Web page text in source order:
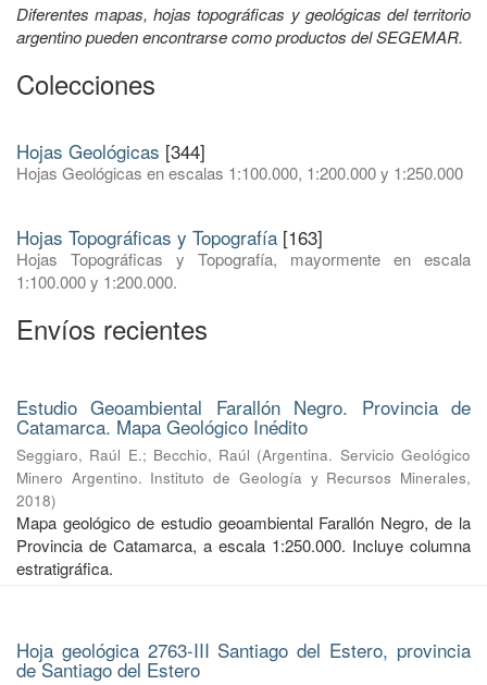
Diferentes mapas, hojas topográficas y geológicas del territorio
argentino pueden encontrarse como productos del SEGEMAR.
Colecciones
Hojas Geológicas [344]
Hojas Geológicas en escalas 1:100.000, 1:200.000 y 1:250.000
Hojas Topográficas y Topografía [163]
Hojas Topográficas y Topografía, mayormente en escala
1:100.000 y 1:200.000.
Envíos recientes
Estudio Geoambiental Farallón Negro. Provincia de
Catamarca. Mapa Geológico Inédito
Seggiaro, Raúl E.; Becchio, Raúl (Argentina. Servicio Geológico
Minero Argentino. Instituto de Geología y Recursos Minerales,
2018)
Mapa geológico de estudio geoambiental Farallón Negro, de la
Provincia de Catamarca, a escala 1:250.000. Incluye columna
estratigráfica.
Hoja geológica 2763-III Santiago del Estero, provincia
de Santiago del Estero